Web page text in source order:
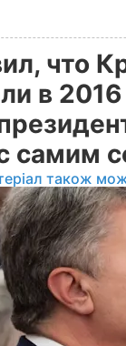
что
в 2016
самим
також